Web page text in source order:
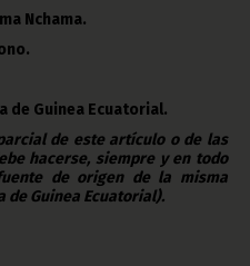
Nchama.
de Guinea Ecuatorial.
de este artículo o de las
hacerse, siempre y en todo
de origen de la misma
de Guinea Ecuatorial).